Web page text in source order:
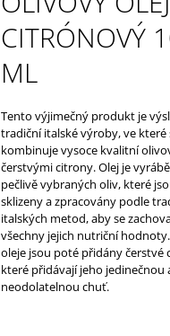
CITRÓNOVÝ
ML
Tento výjimečný produkt je
tradiční italské výroby, ve které
kombinuje vysoce kvalitní
čerstvými citrony. Olej je
pečlivě vybraných oliv, které
sklizeny a zpracovány podle
italských metod, aby se
všechny jejich nutriční
oleje jsou poté přidány čerstvé
které přidávají jeho jedinečnou
neodolatelnou chuť.
1 100 Kč